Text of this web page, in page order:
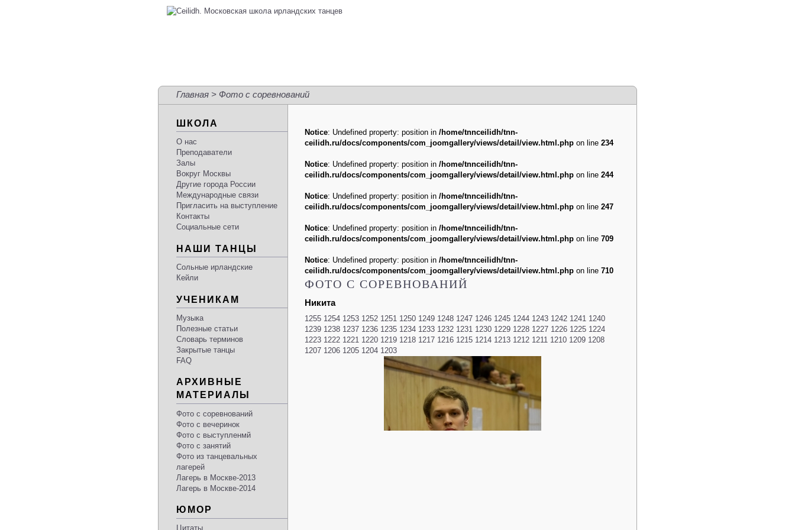
Главная > Фото с соревнований
ШКОЛА
О нас
Преподаватели
Залы
Вокруг Москвы
Другие города России
Международные связи
Пригласить на выступление
Контакты
Социальные сети
НАШИ ТАНЦЫ
Сольные ирландские
Кейли
УЧЕНИКАМ
Музыка
Полезные статьи
Словарь терминов
Закрытые танцы
FAQ
АРХИВНЫЕ
МАТЕРИАЛЫ
Фото с соревнований
Фото с вечеринок
Фото с выступленмй
Фото с занятий
Фото из танцевальных
лагерей
Лагерь в Москве-2013
Лагерь в Москве-2014
ЮМОР
Цитаты
Notice: Undefined property: position in /home/tnnceilidh/tnn-
ceilidh.ru/docs/components/com_joomgallery/views/detail/view.html.php on line 234
Notice: Undefined property: position in /home/tnnceilidh/tnn-
ceilidh.ru/docs/components/com_joomgallery/views/detail/view.html.php on line 244
Notice: Undefined property: position in /home/tnnceilidh/tnn-
ceilidh.ru/docs/components/com_joomgallery/views/detail/view.html.php on line 247
Notice: Undefined property: position in /home/tnnceilidh/tnn-
ceilidh.ru/docs/components/com_joomgallery/views/detail/view.html.php on line 709
Notice: Undefined property: position in /home/tnnceilidh/tnn-
ceilidh.ru/docs/components/com_joomgallery/views/detail/view.html.php on line 710
ФОТО С СОРЕВНОВАНИЙ
Никита
1255 1254 1253 1252 1251 1250 1249 1248 1247 1246 1245 1244 1243 1242 1241 1240
1239 1238 1237 1236 1235 1234 1233 1232 1231 1230 1229 1228 1227 1226 1225 1224
1223 1222 1221 1220 1219 1218 1217 1216 1215 1214 1213 1212 1211 1210 1209 1208
1207 1206 1205 1204 1203